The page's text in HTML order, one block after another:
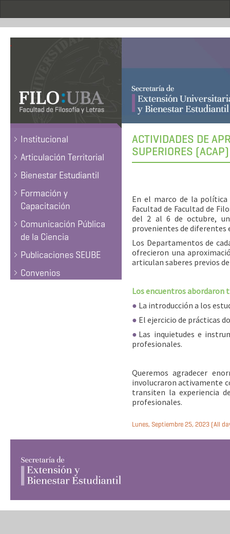
.
Institucional
Articulación Territorial
Bienestar Estudiantil
Formación y
Capacitación
Comunicación Pública
de la Ciencia
Publicaciones SEUBE
Convenios
ACTIVIDADES DE
SUPERIORES
En el marco de la política
Facultad de Facultad de
del 2 al 6 de octubre,
provenientes de diferentes
Los Departamentos de
ofrecieron una
articulan saberes previos
Los encuentros abordaron
● La introducción a los
● El ejercicio de prácticas
● Las inquietudes e
profesionales.
Queremos agradecer
involucraron activamente
transiten la experiencia
profesionales.
Lunes, Septiembre 25, 2023 (All